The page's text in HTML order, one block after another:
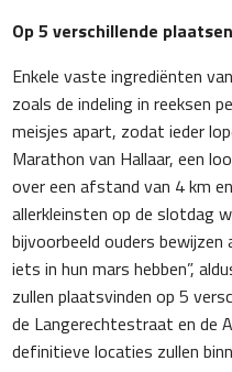
Op 5 verschillende
Enkele vaste ingrediënten
zoals de indeling in reeksen
meisjes apart, zodat ieder
Marathon van Hallaar, een
over een afstand van 4 km
allerkleinsten op de slotdag
bijvoorbeeld ouders
iets in hun mars hebben”,
zullen plaatsvinden op 5
de Langerechtestraat en de
definitieve locaties zullen